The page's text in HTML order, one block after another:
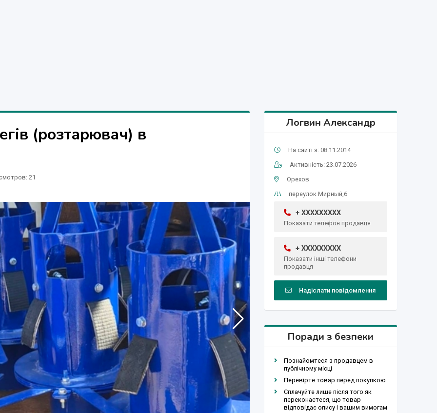
(розтарювач) в
: 21
Логвин Александр
На сайті з: 08.11.2014
Активність: 23.07.2026
Орехов
переулок Мирный,6
+ XXXXXXXXX
Показати телефон продавця
+ XXXXXXXXX
Показати інші телефони
продавця
Надіслати повідомлення
Поради з безпеки
Познайомтеся з продавцем в
публічному місці
Перевірте товар перед покупкою
Сплачуйте лише після того як
переконаєтеся, що товар
відповідає опису і вашим вимогам